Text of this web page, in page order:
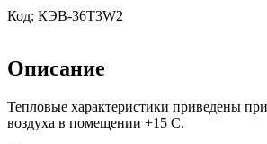
Код: КЭВ-36Т3W2
Описание
Тепловые характеристики приведены
воздуха в помещении +15 С.